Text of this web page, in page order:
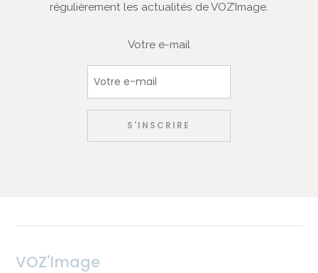
régulièrement les actualités de VOZ’Image.
Votre e-mail
VOZ'Image